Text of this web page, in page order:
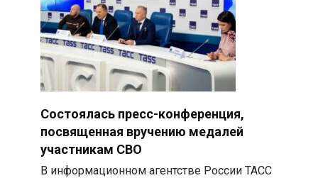
Состоялась пресс-конференция,
посвященная вручению медалей
участникам СВО
В информационном агентстве России ТАСС